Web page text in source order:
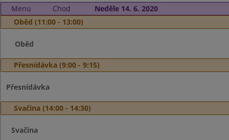
Menu Chod
Neděle 14. 6. 2020
Oběd (11:00 - 13:00)
Oběd
Přesnídávka (9:00 - 9:15)
Přesnídávka
Svačina (14:00 - 14:30)
Svačina